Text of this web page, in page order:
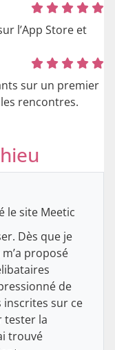
l’App Store et
sur un premier
rencontres.
le site Meetic
Dès que je
proposé
de
sur ce
tester la
trouvé